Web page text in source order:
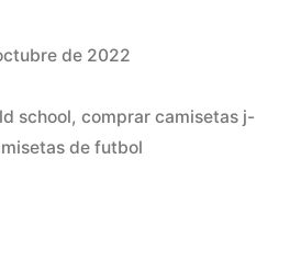
de 2022
school, comprar camisetas j-
de futbol